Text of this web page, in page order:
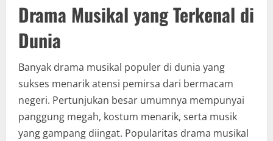
Drama Musikal yang Terkenal di
Dunia
Banyak drama musikal populer di dunia yang
sukses menarik atensi pemirsa dari bermacam
negeri. Pertunjukan besar umumnya mempunyai
panggung megah, kostum menarik, serta musik
yang gampang diingat. Popularitas drama musikal